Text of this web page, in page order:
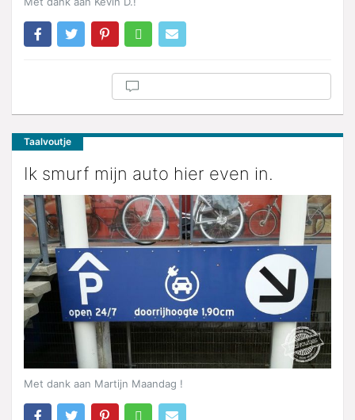
Taalvoutje
Ik smurf mijn auto hier even in.
Met dank aan Martijn Maandag !